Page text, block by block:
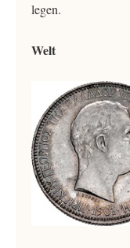
legen.
Welt